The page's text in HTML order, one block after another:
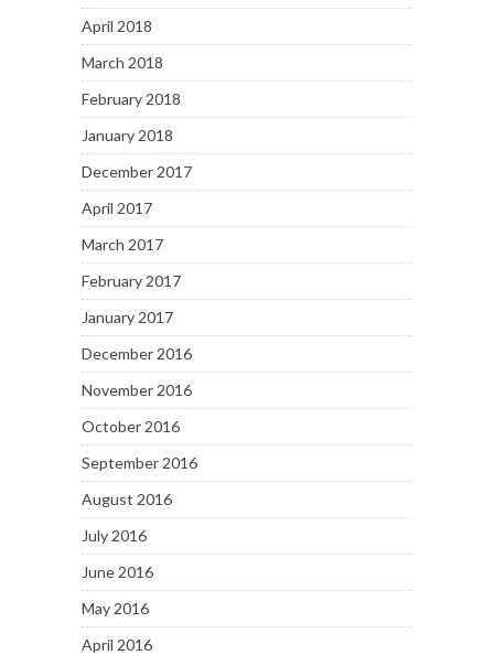
April 2018
March 2018
February 2018
January 2018
December 2017
April 2017
March 2017
February 2017
January 2017
December 2016
November 2016
October 2016
September 2016
August 2016
July 2016
June 2016
May 2016
April 2016